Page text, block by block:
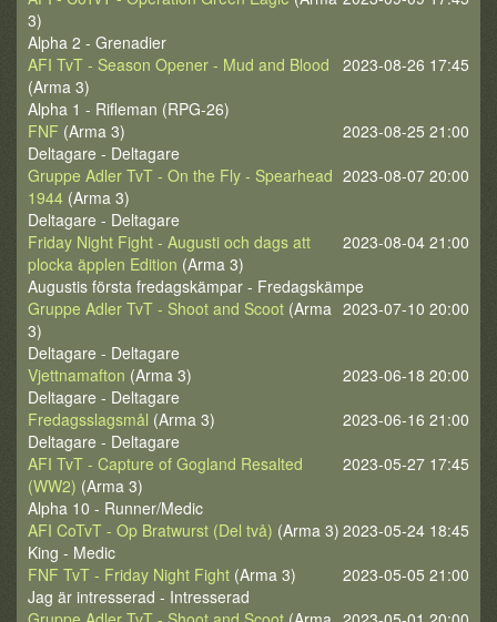
3)
Alpha 2 - Grenadier
2023-08-26 17:45
AFI TvT - Season Opener - Mud and Blood
(Arma 3)
Alpha 1 - Rifleman (RPG-26)
2023-08-25 21:00
FNF (Arma 3)
Deltagare - Deltagare
2023-08-07 20:00
Gruppe Adler TvT - On the Fly - Spearhead
1944 (Arma 3)
Deltagare - Deltagare
2023-08-04 21:00
Friday Night Fight - Augusti och dags att
plocka äpplen Edition (Arma 3)
Augustis första fredagskämpar - Fredagskämpe
2023-07-10 20:00
Gruppe Adler TvT - Shoot and Scoot (Arma
3)
Deltagare - Deltagare
2023-06-18 20:00
Vjettnamafton (Arma 3)
Deltagare - Deltagare
2023-06-16 21:00
Fredagsslagsmål (Arma 3)
Deltagare - Deltagare
2023-05-27 17:45
AFI TvT - Capture of Gogland Resalted
(WW2) (Arma 3)
Alpha 10 - Runner/Medic
2023-05-24 18:45
AFI CoTvT - Op Bratwurst (Del två) (Arma 3)
King - Medic
2023-05-05 21:00
FNF TvT - Friday Night Fight (Arma 3)
Jag är intresserad - Intresserad